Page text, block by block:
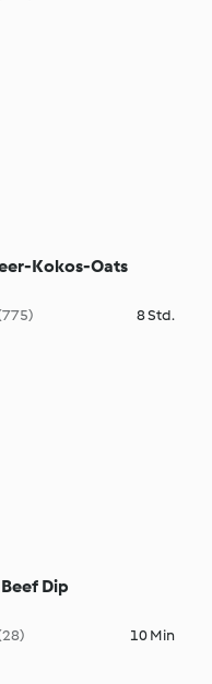
Kokos-Oats
8 Std.
Dip
10 Min